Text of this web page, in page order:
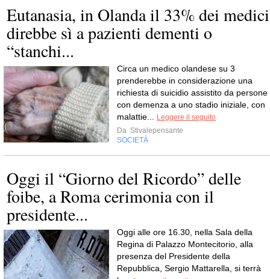
Eutanasia, in Olanda il 33% dei medici
direbbe sì a pazienti dementi o
“stanchi...
Circa un medico olandese su 3
prenderebbe in considerazione una
richiesta di suicidio assistito da persone
con demenza a uno stadio iniziale, con
malattie...
Leggere il seguito
Da Stivalepensante
SOCIETÀ
Oggi il “Giorno del Ricordo” delle
foibe, a Roma cerimonia con il
presidente...
Oggi alle ore 16.30, nella Sala della
Regina di Palazzo Montecitorio, alla
presenza del Presidente della
Repubblica, Sergio Mattarella, si terrà